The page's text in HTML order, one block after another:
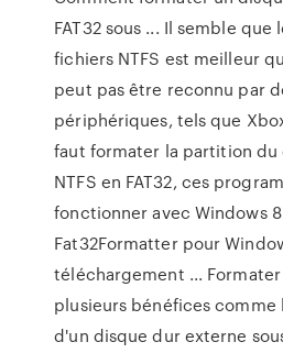
FAT32 sous ... Il semble que
fichiers NTFS est meilleur
peut pas être reconnu par
périphériques, tels que
faut formater la partition du
NTFS en FAT32, ces
fonctionner avec Windows
Fat32Formatter pour
téléchargement ... Formater
plusieurs bénéfices
d'un disque dur externe